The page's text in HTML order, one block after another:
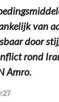
van
door
rond
Amro.